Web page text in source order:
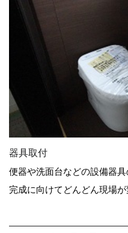
器具取付
便器や洗面台などの設備器具
完成に向けてどんどん現場